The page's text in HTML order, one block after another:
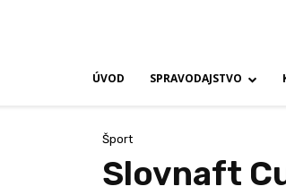
ÚVOD SPRAVODAJSTVO
Šport
Slovnaft